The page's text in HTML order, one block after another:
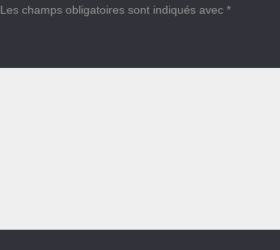
Les champs obligatoires sont indiqués avec *